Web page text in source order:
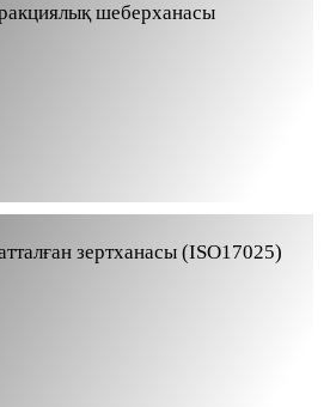
шеберханасы
зертханасы (ISO17025)